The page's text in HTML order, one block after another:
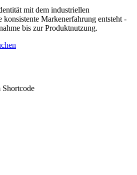
mit dem industriellen
konsistente Markenerfahrung entsteht -
bis zur Produktnutzung.
Shortcode